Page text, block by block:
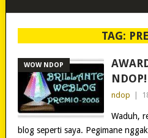
TAG:
WOW NDOP
NDOP!
ndop
Waduh,
blog seperti saya. Pegimane